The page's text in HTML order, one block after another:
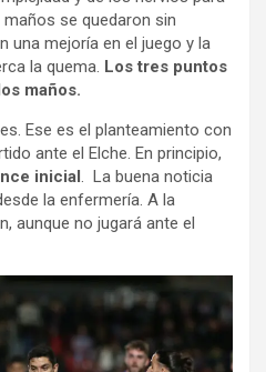
se quedaron sin
una mejoría en el juego y la
la quema. Los tres puntos
maños.
Ese es el planteamiento con
ante el Elche. En principio,
inicial . La buena noticia
la enfermería. A la
aunque no jugará ante el